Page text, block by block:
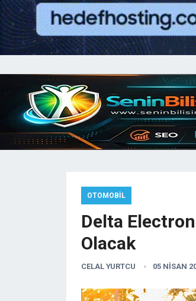
OTOMOBIL
Delta
Olacak
CELAL YURTCU 05 NISAN